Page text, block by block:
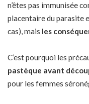
n’êtes pas immunisée
placentaire du parasite
cas), mais les
C’est pourquoi les
pastèque avant
pour les femmes